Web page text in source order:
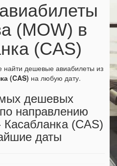
(MOW) в
(CAS)
дешевые авиабилеты из
(CAS) на любую дату.
дешевых
направлению
(CAS)
даты